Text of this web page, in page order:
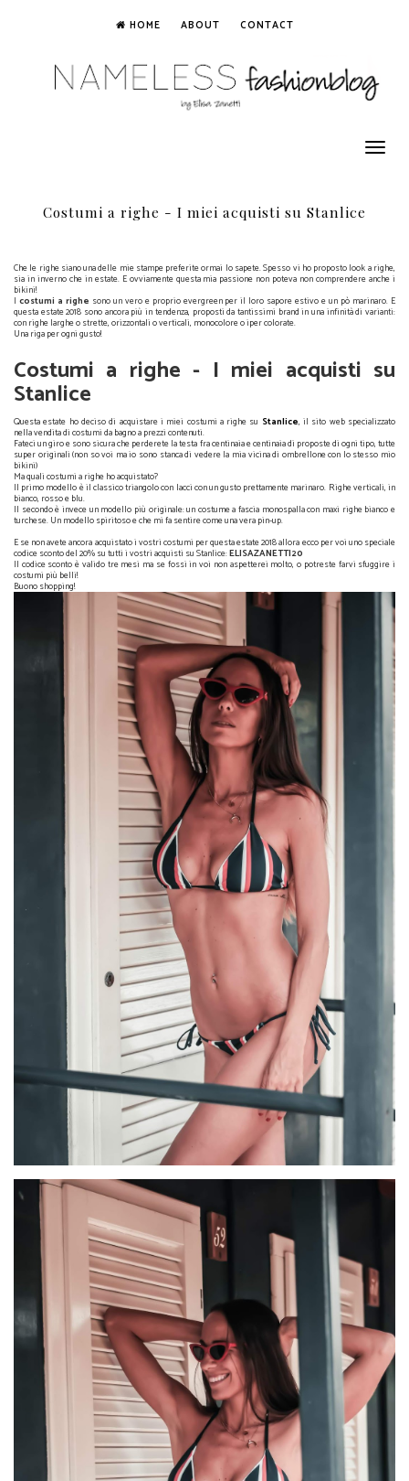
HOME ABOUT CONTACT
Toggle
navigation
Costumi a righe - I miei acquisti su Stanlice
Che le righe siano una delle mie stampe preferite ormai lo sapete. Spesso vi ho proposto look a righe,
sia in inverno che in estate. E ovviamente questa mia passione non poteva non comprendere anche i
bikini!
I costumi a righe sono un vero e proprio evergreen per il loro sapore estivo e un pò marinaro. E
questa estate 2018 sono ancora più in tendenza, proposti da tantissimi brand in una infinità di varianti:
con righe larghe o strette, orizzontali o verticali, monocolore o iper colorate.
Una riga per ogni gusto!
Costumi a righe - I miei acquisti su
Stanlice
Questa estate ho deciso di acquistare i miei costumi a righe su Stanlice, il sito web specializzato
nella vendita di costumi da bagno a prezzi contenuti.
Fateci un giro e sono sicura che perderete la testa fra centinaia e centinaia di proposte di ogni tipo, tutte
super originali (non so voi ma io sono stanca di vedere la mia vicina di ombrellone con lo stesso mio
bikini)
Ma quali costumi a righe ho acquistato?
Il primo modello è il classico triangolo con lacci con un gusto prettamente marinaro. Righe verticali, in
bianco, rosso e blu.
Il secondo è invece un modello più originale: un costume a fascia monospalla con maxi righe bianco e
turchese. Un modello spiritoso e che mi fa sentire come una vera pin-up.
E se non avete ancora acquistato i vostri costumi per questa estate 2018 allora ecco per voi uno speciale
codice sconto del 20% su tutti i vostri acquisti su Stanlice:ELISAZANETTI20
Il codice sconto è valido tre mesi ma se fossi in voi non aspetterei molto, o potreste farvi sfuggire i
costumi più belli!
Buono shopping!